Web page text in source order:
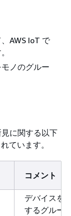
AWS IoT で
ノのグルー
に関する以下
ています。
コメント
デバイスを
するグルー